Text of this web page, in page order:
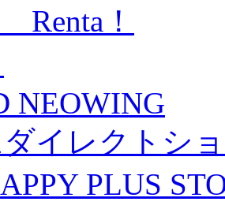
Renta！
NEOWING
イレクトシ
PLUS